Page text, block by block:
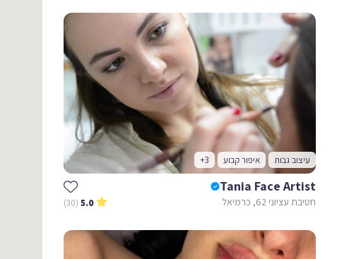
עיצוב גבות איפור קבוע +3
Tania Face Artist
חטיבת עציוני 62, כרמיאל 5.0
(30)